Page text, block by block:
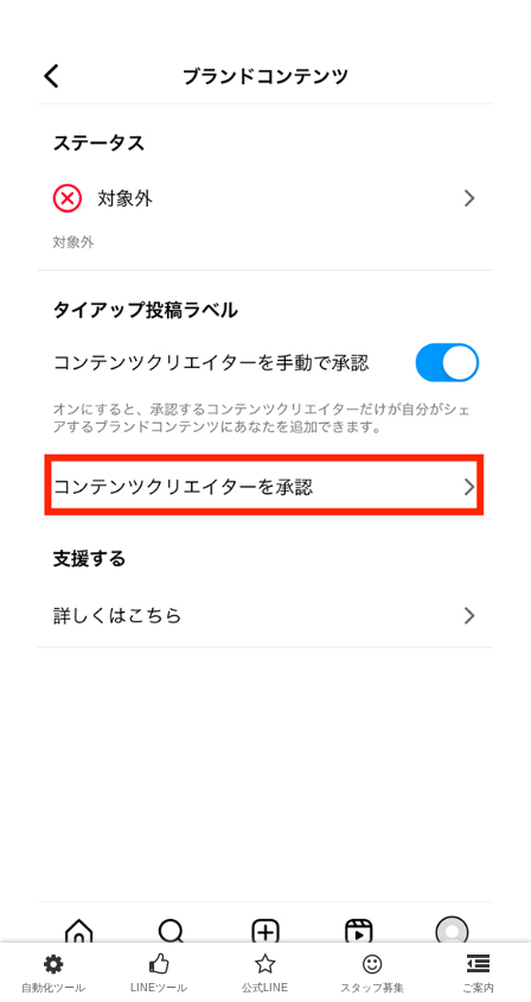
自動化ツール LINEツール 公式LINE スタッフ募集 ご案内